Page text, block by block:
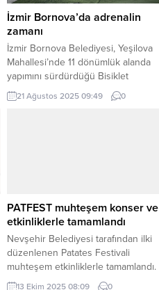
İzmir Bornova’da adrenalin
zamanı
İzmir Bornova Belediyesi, Yeşilova
Mahallesi’nde 11 dönümlük alanda
yapımını sürdürdüğü Bisiklet
Performans Parkı’nda sona yaklaştı.
İZMİR (İGFA) – Bornova
sürüşü gençlerden tam not aldı.
Bisiklet, kaykay ve...
21 Ağustos 2025 09:49 0
PATFEST muhteşem konser ve
etkinliklerle tamamlandı
Nevşehir Belediyesi tarafından ilki
düzenlenen Patates Festivali
muhteşem etkinliklerle tamamlandı.
Bu yıl birincisi düzenlenen Patates
13 Ekim 2025 08:09 0